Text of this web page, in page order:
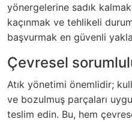
yönergelerine sadık
kaçınmak ve tehlikeli
başvurmak en güvenli
Çevresel
Atık yönetimi önemlidir;
ve bozulmuş parçaları
teslim edin. Bu, hem